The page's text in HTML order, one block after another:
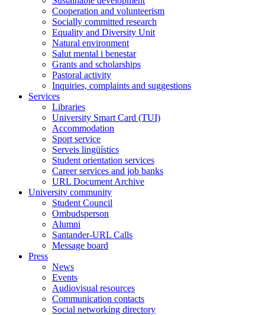
Cooperation and volunteerism
Socially committed research
Equality and Diversity Unit
Natural environment
Salut mental i benestar
Grants and scholarships
Pastoral activity
Inquiries, complaints and suggestions
Services
Libraries
University Smart Card (TUI)
Accommodation
Sport service
Serveis lingüístics
Student orientation services
Career services and job banks
URL Document Archive
University community
Student Council
Ombudsperson
Alumni
Santander-URL Calls
Message board
Press
News
Events
Audiovisual resources
Communication contacts
Social networking directory